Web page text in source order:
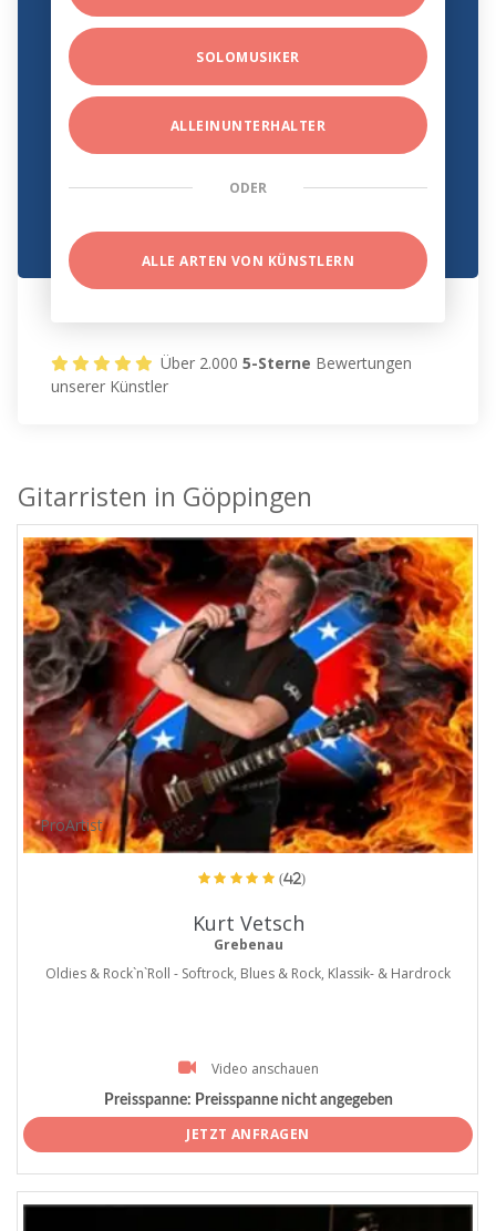
SOLOMUSIKER
ALLEINUNTERHALTER
ODER
ALLE ARTEN VON KÜNSTLERN
Über 2.0005-Sterne Bewertungen
unserer Künstler
Gitarristen in Göppingen
ProArtist
(42)
Kurt Vetsch
Grebenau
Oldies & Rock`n`Roll - Softrock, Blues & Rock, Klassik- & Hardrock
Video anschauen
Preisspanne: Preisspanne nicht angegeben
JETZT ANFRAGEN